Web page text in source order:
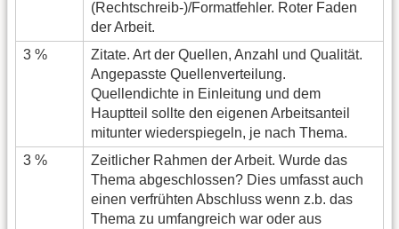
(Rechtschreib-)/Formatfehler. Roter Faden
der Arbeit.
3 %
Zitate. Art der Quellen, Anzahl und Qualität.
Angepasste Quellenverteilung.
Quellendichte in Einleitung und dem
Hauptteil sollte den eigenen Arbeitsanteil
mitunter wiederspiegeln, je nach Thema.
3 %
Zeitlicher Rahmen der Arbeit. Wurde das
Thema abgeschlossen? Dies umfasst auch
einen verfrühten Abschluss wenn z.b. das
Thema zu umfangreich war oder aus